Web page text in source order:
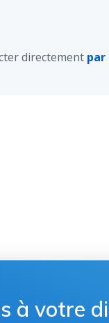
directement par
à votre